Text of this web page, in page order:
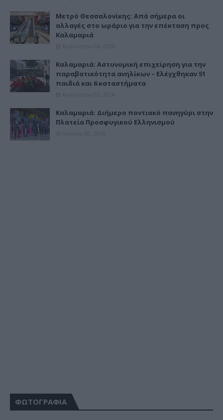
Μετρό Θεσσαλονίκης: Από σήμερα οι
αλλαγές στο ωράριο για την επέκταση προς
Καλαμαριά
Καλαμαριά: Αστυνομική επιχείρηση για την
παραβατικότητα ανηλίκων – Ελέγχθηκαν 51
παιδιά και 6 καταστήματα
Καλαμαριά: Διήμερο ποντιακό πανηγύρι στην
Πλατεία Προσφυγικού Ελληνισμού
ΦΩΤΟΓΡΑΦΙΑ